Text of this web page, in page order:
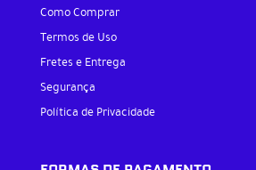
Como Comprar
Termos de Uso
Fretes e Entrega
Segurança
Política de Privacidade